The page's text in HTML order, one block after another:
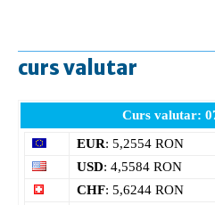
curs valutar
Curs valutar:
EUR: 5,2554 RON
USD: 4,5584 RON
CHF: 5,6244 RON